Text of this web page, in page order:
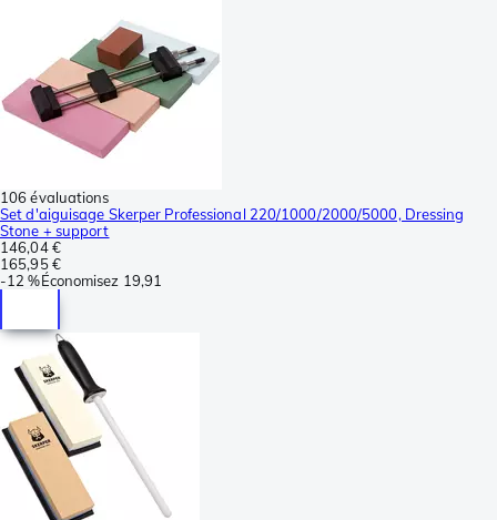
106 évaluations
Set d'aiguisage Skerper Professional 220/1000/2000/5000, Dressing
Stone + support
146,04 €
165,95 €
-12 %Économisez 19,91